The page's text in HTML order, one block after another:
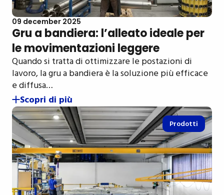
09 december 2025
Gru a bandiera: l’alleato ideale per
le movimentazioni leggere
Quando si tratta di ottimizzare le postazioni di
lavoro, la gru a bandiera è la soluzione più efficace
e diffusa…
Scopri di più
Prodotti